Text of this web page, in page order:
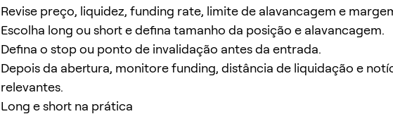
Revise preço, liquidez, funding rate, limite de alavancagem e
Escolha long ou short e defina tamanho da posição e alavancagem.
Defina o stop ou ponto de invalidação antes da entrada.
Depois da abertura, monitore funding, distância de liquidação e
relevantes.
Long e short na prática